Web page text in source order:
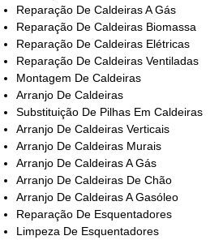
Reparação De Caldeiras A Gás
Reparação De Caldeiras Biomassa
Reparação De Caldeiras Elétricas
Reparação De Caldeiras Ventiladas
Montagem De Caldeiras
Arranjo De Caldeiras
Substituição De Pilhas Em Caldeiras
Arranjo De Caldeiras Verticais
Arranjo De Caldeiras Murais
Arranjo De Caldeiras A Gás
Arranjo De Caldeiras De Chão
Arranjo De Caldeiras A Gasóleo
Reparação De Esquentadores
Limpeza De Esquentadores